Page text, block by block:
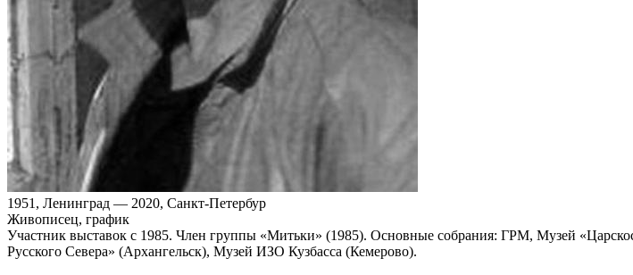
1951, Ленинград — 2020, Санкт‑Петербур
Живописец, график
Участник выставок с 1985. Член группы «Митьки» (1985). Основные собрания: ГРМ, Музей
Русского Севера» (Архангельск), Музей ИЗО Кузбасса (Кемерово).